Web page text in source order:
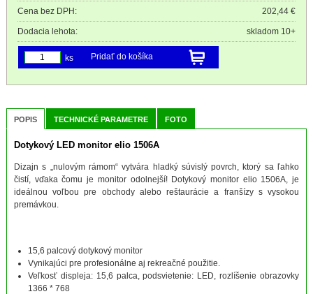
Cena bez DPH: 202,44 €
Dodacia lehota: skladom 10+
Pridať do košíka
ks
POPIS TECHNICKÉ PARAMETRE FOTO
Dotykový LED monitor elio 1506A
Dizajn s „nulovým rámom“ vytvára hladký súvislý povrch, ktorý sa ľahko
čistí, vďaka čomu je monitor odolnejší! Dotykový monitor elio 1506A, je
ideálnou voľbou pre obchody alebo reštaurácie a franšízy s vysokou
premávkou.
15,6 palcový dotykový monitor
Vynikajúci pre profesionálne aj rekreačné použitie.
Veľkosť displeja: 15,6 palca, podsvietenie: LED, rozlíšenie obrazovky
1366 * 768